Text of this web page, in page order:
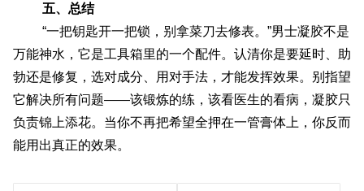
五、总结
“一把钥匙开一把锁，别拿菜刀去修表。”男士凝胶不是
万能神水，它是工具箱里的一个配件。认清你是要延时、助
勃还是修复，选对成分、用对手法，才能发挥效果。别指望
它解决所有问题——该锻炼的练，该看医生的看病，凝胶只
负责锦上添花。当你不再把希望全押在一管膏体上，你反而
能用出真正的效果。